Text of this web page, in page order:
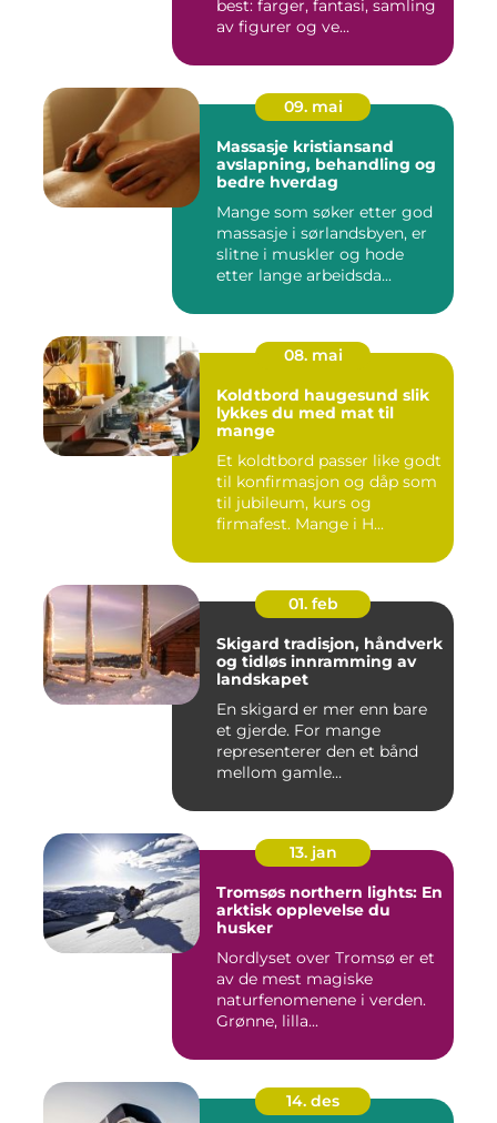
best: farger, fantasi, samling
av figurer og ve...
09. mai
Massasje kristiansand
avslapning, behandling og
bedre hverdag
Mange som søker etter god
massasje i sørlandsbyen, er
slitne i muskler og hode
etter lange arbeidsda...
08. mai
Koldtbord haugesund slik
lykkes du med mat til
mange
Et koldtbord passer like godt
til konfirmasjon og dåp som
til jubileum, kurs og
firmafest. Mange i H...
01. feb
Skigard tradisjon, håndverk
og tidløs innramming av
landskapet
En skigard er mer enn bare
et gjerde. For mange
representerer den et bånd
mellom gamle
13. jan
Tromsøs northern lights: En
arktisk opplevelse du
husker
Nordlyset over Tromsø er et
av de mest magiske
naturfenomenene i verden.
Grønne, lilla...
14. des